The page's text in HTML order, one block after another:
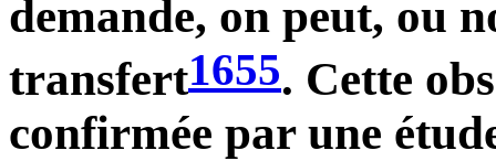
demande, on peut, ou
transfert1655. Cette
confirmée par une